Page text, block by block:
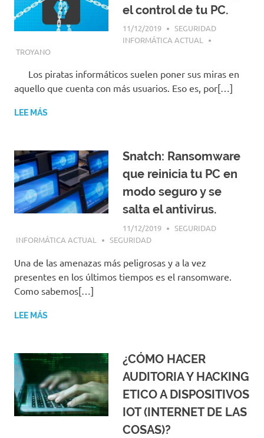
el control de tu PC.
11/12/2019
SEGURIDAD
INFORMÁTICA ACTUAL
TROYANO
Los piratas informáticos suelen poner sus miras en
aquello que cuenta con más usuarios. Eso es, por[…]
LEE MÁS
Snatch: Ransomware
que reinicia tu PC en
modo seguro y se
salta el antivirus.
11/12/2019
SEGURIDAD
INFORMÁTICA ACTUAL
SEGURIDAD
Una de las amenazas más peligrosas y a la vez
presentes en los últimos tiempos es el ransomware.
Como sabemos[…]
LEE MÁS
¿CÓMO HACER
AUDITORIA Y HACKING
ETICO A DISPOSITIVOS
IOT (INTERNET DE LAS
COSAS)?